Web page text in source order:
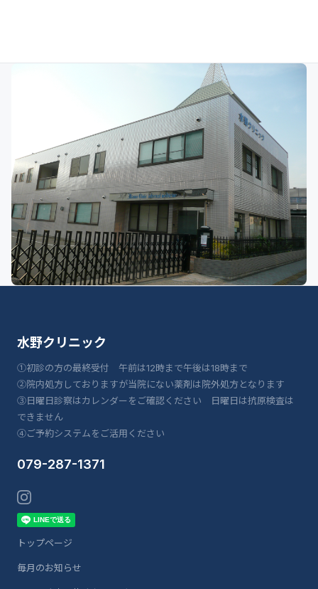
水野クリニック
①初診の方の最終受付 午前は12時まで午後は18時まで
②院内処方しておりますが当院にない薬剤は院外処方となります
③日曜日診察はカレンダーをご確認ください 日曜日は抗原検査は
できません
④ご予約システムをご活用ください
079-287-1371
トップページ
毎月のお知らせ